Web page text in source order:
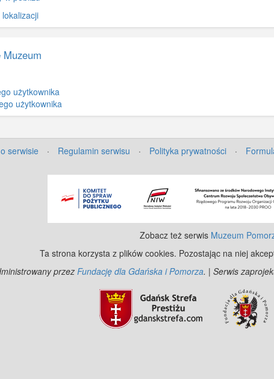
użytkownika
użytkownika
serwisie · Regulamin serwisu · Polityka prywatności ·
Zobacz też serwis Muzeum
Ta strona korzysta z plików cookies. Pozostając na niej
przez Fundację dla Gdańska i Pomorza. | Serwis